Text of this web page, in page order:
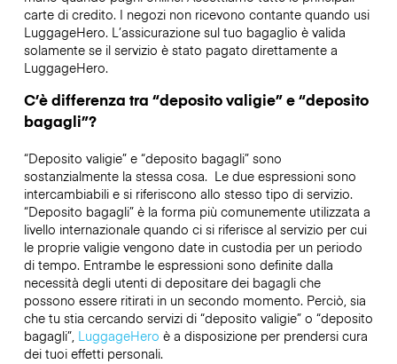
carte di credito. I negozi non ricevono contante quando usi
LuggageHero. L’assicurazione sul tuo bagaglio è valida
solamente se il servizio è stato pagato direttamente a
LuggageHero.
C’è differenza tra “deposito valigie” e “deposito
bagagli”?
“Deposito valigie” e “deposito bagagli” sono
sostanzialmente la stessa cosa. Le due espressioni sono
intercambiabili e si riferiscono allo stesso tipo di servizio.
“Deposito bagagli” è la forma più comunemente utilizzata a
livello internazionale quando ci si riferisce al servizio per cui
le proprie valigie vengono date in custodia per un periodo
di tempo. Entrambe le espressioni sono definite dalla
necessità degli utenti di depositare dei bagagli che
possono essere ritirati in un secondo momento. Perciò, sia
che tu stia cercando servizi di “deposito valigie” o “deposito
bagagli”,LuggageHero è a disposizione per prendersi cura
dei tuoi effetti personali.